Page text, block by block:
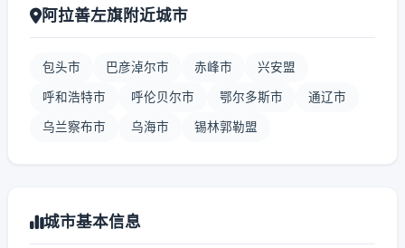
阿拉善左旗附近城市
包头市 巴彦淖尔市 赤峰市 兴安盟
呼和浩特市 呼伦贝尔市 鄂尔多斯市 通辽市
乌兰察布市 乌海市 锡林郭勒盟
城市基本信息